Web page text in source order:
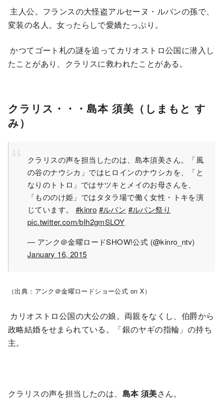
主人公。フランスの大怪盗アルセーヌ・ルパンの孫で、
変装の名人。女ったらしで愛嬌たっぷり。
かつてゴート札の謎を追ってカリオストロ公国に潜入し
たことがあり、クラリスに救われたことがある。
クラリス・・・島本 須美（しまもと す
み）
クラリスの声を担当したのは、島本須美さん。「風
の谷のナウシカ」ではヒロインのナウシカを、「と
なりのトトロ」ではサツキとメイのお母さんを、
「もののけ姫」ではタタラ場で働く女性・トキを演
じています。 #kinro #ルパン #ルパン祭り
pic.twitter.com/bIh2gmSLOY
— アンク＠金曜ロードSHOW!公式 (@kinro_ntv)
January 16, 2015
（出典：アンク＠金曜ロードショー公式 on X）
カリオストロ公国の大公の娘。両親をなくし、伯爵から
政略結婚をせまられている。「銀のヤギの指輪」の持ち
主。
クラリスの声を担当したのは、 島本 須美さん。